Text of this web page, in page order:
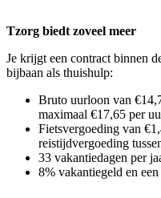
Tzorg biedt zoveel meer
Je krijgt een contract binnen
bijbaan als thuishulp:
Bruto uurloon van
maximaal €17,65 per
Fietsvergoeding van
reistijdvergoeding
33 vakantiedagen per
8% vakantiegeld en